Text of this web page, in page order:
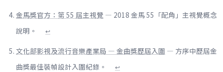
金馬獎官方：第 55 屆主視覺 — 2018 金馬 55「配角」主視覺概念
說明。
↩
文化部影視及流行音樂產業局 — 金曲獎歷屆入圍 — 方序中歷屆金
曲獎最佳裝幀設計入圍紀錄。
↩